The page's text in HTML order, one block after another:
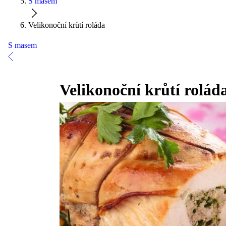
Velikonoční krůtí roláda
S masem
Velikonoční krůtí